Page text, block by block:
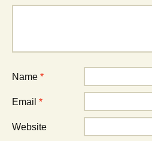
Name *
Email *
Website